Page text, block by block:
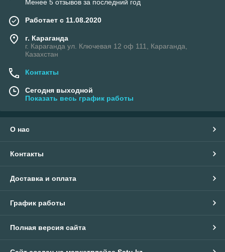
Менее 5 отзывов за последний год
Работает с 11.08.2020
г. Караганда
г. Караганда ул. Ключевая 12 оф 111, Караганда,
Казахстан
Контакты
Сегодня выходной
Показать весь график работы
О нас
Контакты
Доставка и оплата
График работы
Полная версия сайта